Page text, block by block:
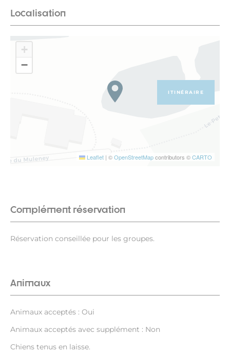
Localisation
+
−
Leaflet | ©OpenStreetMapcontributors ©CARTO
ITINÉRAIRE
Complément réservation
Réservation conseillée pour les groupes.
Animaux
Animaux acceptés : Oui
Animaux acceptés avec supplément : Non
Chiens tenus en laisse.